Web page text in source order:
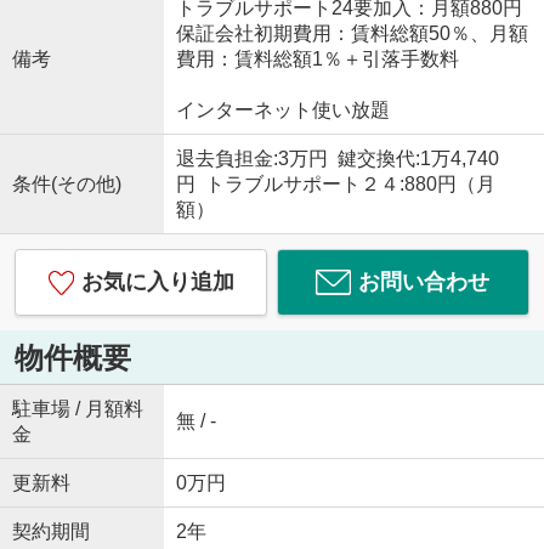
備考
トラブルサポート24要加入：月額880円
保証会社初期費用：賃料総額50％、月額
費用：賃料総額1％＋引落手数料
インターネット使い放題
条件(その他)
退去負担金:3万円 鍵交換代:1万4,740
円 トラブルサポート２４:880円（月
額）
お気に入り追加 お問い合わせ
物件概要
駐車場 / 月額料
金
無 / -
更新料 0万円
契約期間 2年